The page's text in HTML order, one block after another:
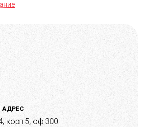
г., составляет 8 специалистов. При
CoreMotion, Cocoa Pods, SwiftyJSON,
CoreAnimation, CoreImage,
2, CGContext libraries, CoreMotion,
MapKit, CloudKit, Core Location,
Swift-Brain, AudioKit, MetalKit, Firebase
Backend часть – PHP 7.2, MySQL 5.7,
GPUImage2, AudioKitAXPhotoViewer,
AwesomeCache, SVG, OpenGL, Quartz,
- PHP 7.2, MySQL 5.7, Symfony 4.2,
АДРЕС
корп 5, оф 300